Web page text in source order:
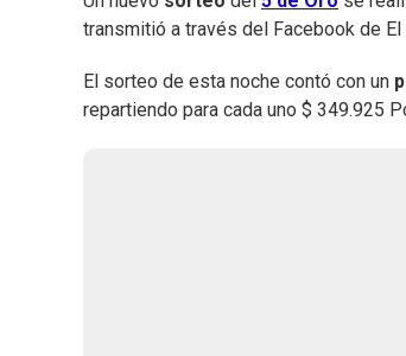
transmitió a través del Facebook de El
El sorteo de esta noche contó con un
repartiendo para cada uno $ 349.925